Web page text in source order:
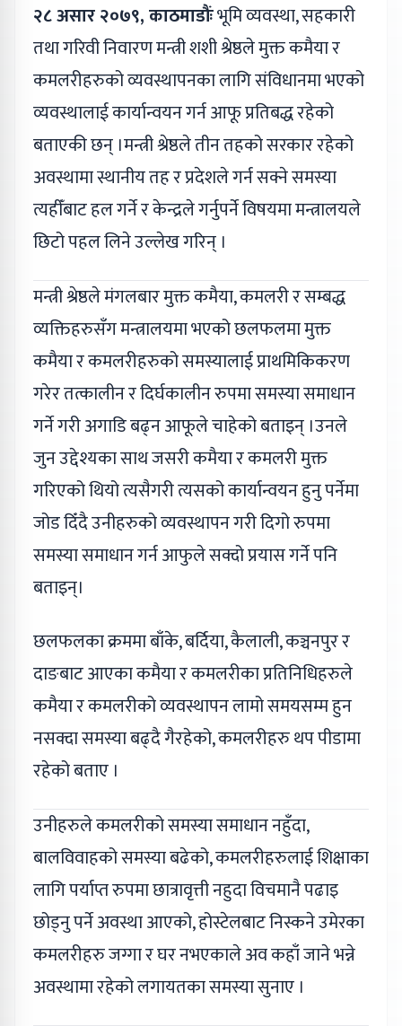
२८ असार २०७९, काठमाडौंःभूमि व्यवस्था, सहकारी
तथा गरिवी निवारण मन्त्री शशी श्रेष्ठले मुक्त कमैया र
कमलरीहरुको व्यवस्थापनका लागि संविधानमा भएको
व्यवस्थालाई कार्यान्वयन गर्न आफू प्रतिबद्ध रहेको
बताएकी छन् ।मन्त्री श्रेष्ठले तीन तहको सरकार रहेको
अवस्थामा स्थानीय तह र प्रदेशले गर्न सक्ने समस्या
त्यहीँबाट हल गर्ने र केन्द्रले गर्नुपर्ने विषयमा मन्त्रालयले
छिटो पहल लिने उल्लेख गरिन् ।
मन्त्री श्रेष्ठले मंगलबार मुक्त कमैया, कमलरी र सम्बद्ध
व्यक्तिहरुसँग मन्त्रालयमा भएको छलफलमा मुक्त
कमैया र कमलरीहरुको समस्यालाई प्राथमिकिकरण
गरेर तत्कालीन र दिर्घकालीन रुपमा समस्या समाधान
गर्ने गरी अगाडि बढ्न आफूले चाहेको बताइन् ।उनले
जुन उद्देश्यका साथ जसरी कमैया र कमलरी मुक्त
गरिएको थियो त्यसैगरी त्यसको कार्यान्वयन हुनु पर्नेमा
जोड दिँदै उनीहरुको व्यवस्थापन गरी दिगो रुपमा
समस्या समाधान गर्न आफुले सक्दो प्रयास गर्ने पनि
बताइन्।
छलफलका क्रममा बाँके, बर्दिया, कैलाली, कञ्चनपुर र
दाङबाट आएका कमैया र कमलरीका प्रतिनिधिहरुले
कमैया र कमलरीको व्यवस्थापन लामो समयसम्म हुन
नसक्दा समस्या बढ्दै गैरहेको, कमलरीहरु थप पीडामा
रहेको बताए ।
उनीहरुले कमलरीको समस्या समाधान नहुँदा,
बालविवाहको समस्या बढेको, कमलरीहरुलाई शिक्षाका
लागि पर्याप्त रुपमा छात्रावृत्ती नहुदा विचमानै पढाइ
छोड्नु पर्ने अवस्था आएको, होस्टेलबाट निस्कने उमेरका
कमलरीहरु जग्गा र घर नभएकाले अव कहाँ जाने भन्ने
अवस्थामा रहेको लगायतका समस्या सुनाए ।